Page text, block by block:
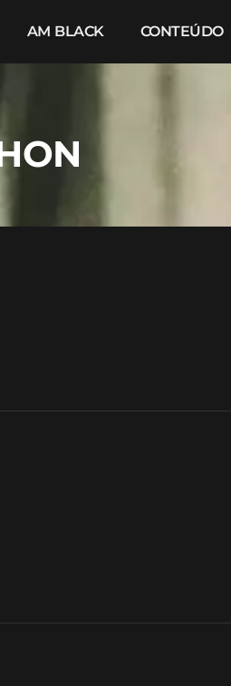
AM BLACK CONTEÚDO